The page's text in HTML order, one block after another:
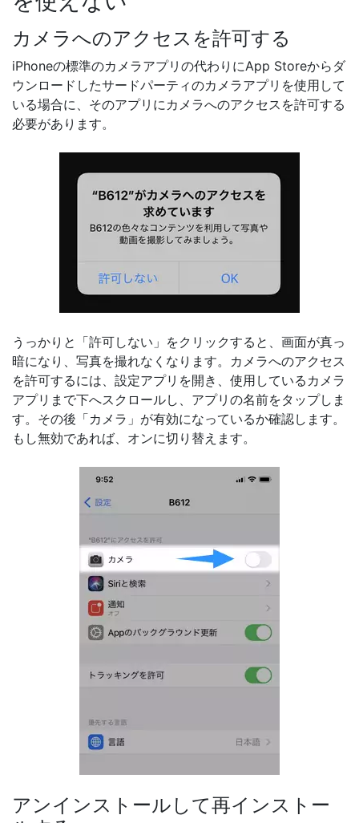
カメラへのアクセスを許可する
iPhoneの標準のカメラアプリの代わりにApp Storeからダ
ウンロードしたサードパーティのカメラアプリを使用して
いる場合に、そのアプリにカメラへのアクセスを許可する
必要があります。
うっかりと「許可しない」をクリックすると、画面が真っ
暗になり、写真を撮れなくなります。カメラへのアクセス
を許可するには、設定アプリを開き、使用しているカメラ
アプリまで下へスクロールし、アプリの名前をタップしま
す。その後「カメラ」が有効になっているか確認します。
もし無効であれば、オンに切り替えます。
アンインストールして再インストー